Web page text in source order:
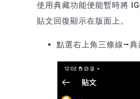
使用典藏功能便能暫時將
貼文回復顯示在版面上。
點選右上角三條線⭢典